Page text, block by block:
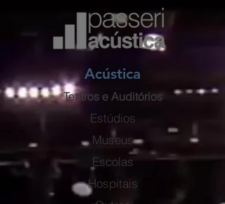
Acústica
Teatros e Auditórios
Estúdios
Museus
Escolas
Hospitais